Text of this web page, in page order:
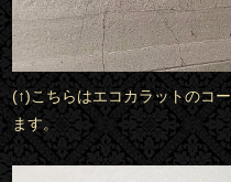
(↑)こちらはエコカラットのコ
ます。